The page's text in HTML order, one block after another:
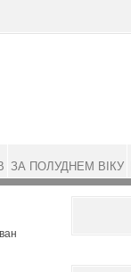
ЗА ПОЛУДНЕМ ВІКУ